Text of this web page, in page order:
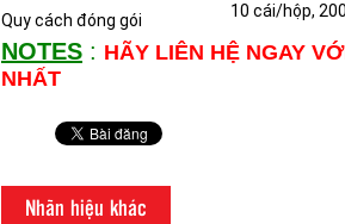
Quy cách đóng gói
10 cái/hộp,
NOTES : HÃY LIÊN HỆ NGAY
NHẤT
Nhãn hiệu khác